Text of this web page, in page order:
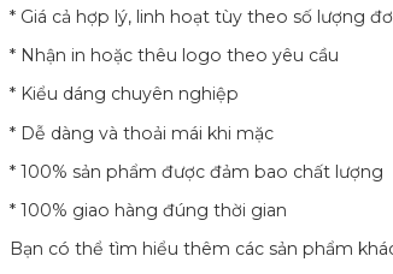
* Giá cả hợp lý, linh hoạt tùy theo số lượng
* Nhận in hoặc thêu logo theo yêu cầu
* Kiểu dáng chuyên nghiệp
* Dễ dàng và thoải mái khi mặc
* 100% sản phẩm được đảm bao chất lượng
* 100% giao hàng đúng thời gian
Bạn có thể tìm hiểu thêm các sản phẩm